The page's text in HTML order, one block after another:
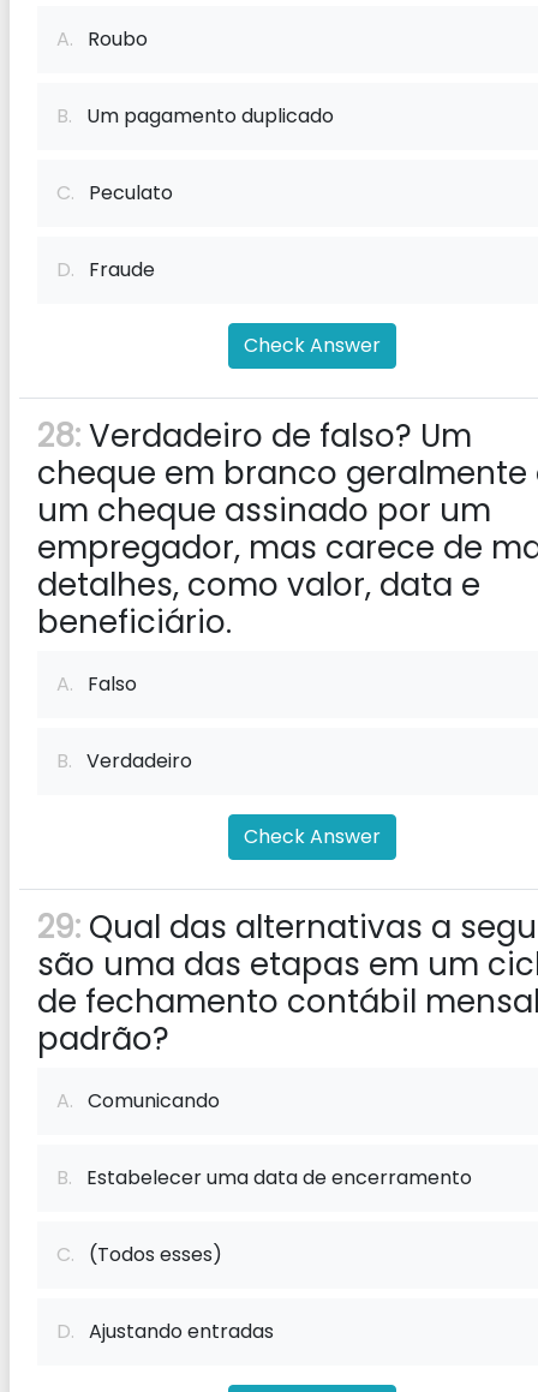
A. Roubo
B. Um pagamento duplicado
C. Peculato
D. Fraude
Check Answer
28:Verdadeiro de falso? Um
cheque em branco geralmente
um cheque assinado por um
empregador, mas carece de
detalhes, como valor, data e
beneficiário.
A. Falso
B. Verdadeiro
Check Answer
29: Qual das alternativas a
são uma das etapas em um
de fechamento contábil
padrão?
A. Comunicando
B. Estabelecer uma data de encerramento
C. (Todos esses)
D. Ajustando entradas